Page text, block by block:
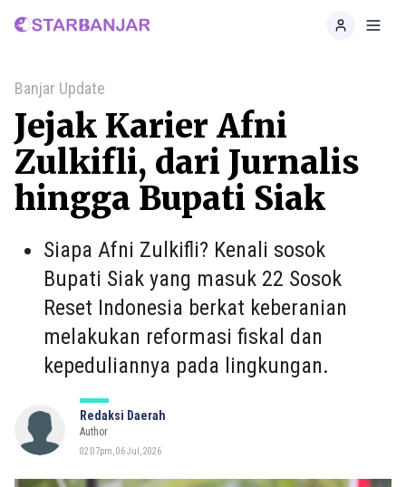
Home
Banjar Update
Jejak Karier Afni
Zulkifli, dari Jurnalis
hingga Bupati Siak
Siapa Afni Zulkifli? Kenali sosok
Bupati Siak yang masuk 22 Sosok
Reset Indonesia berkat keberanian
melakukan reformasi fiskal dan
kepeduliannya pada lingkungan.
Redaksi Daerah
Author
02:07pm, 06 Jul, 2026